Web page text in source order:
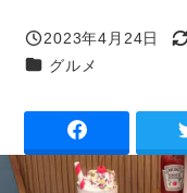
投稿日
2023年4月24日
更
カテゴリー
グルメ